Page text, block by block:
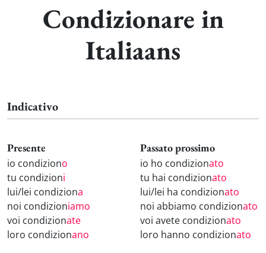
Condizionare in
Italiaans
Indicativo
Presente
io condiziono
tu condizioni
lui/lei condiziona
noi condizioniamo
voi condizionate
loro condizionano
Passato prossimo
io ho condizionato
tu hai condizionato
lui/lei ha condizionato
noi abbiamo condizionato
voi avete condizionato
loro hanno condizionato